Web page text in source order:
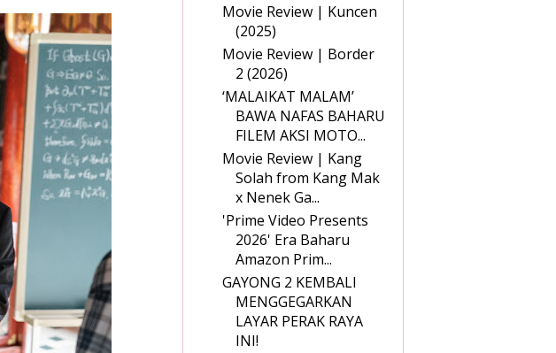
Movie Review | Kuncen
(2025)
Movie Review | Border
2 (2026)
‘MALAIKAT MALAM’
BAWA NAFAS BAHARU
FILEM AKSI MOTO...
Movie Review | Kang
Solah from Kang Mak
x Nenek Ga...
'Prime Video Presents
2026' Era Baharu
Amazon Prim...
GAYONG 2 KEMBALI
MENGGEGARKAN
LAYAR PERAK RAYA
INI!